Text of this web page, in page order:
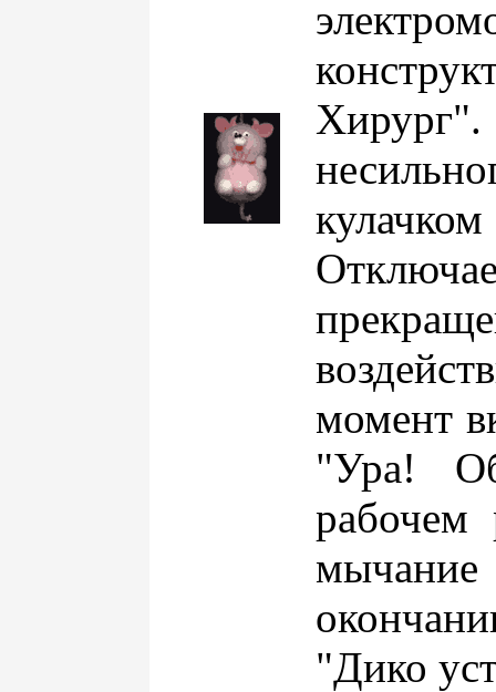
Хирург".
момент
"Ура!
рабочем
"Дико